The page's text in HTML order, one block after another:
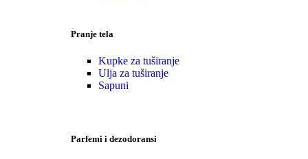
Pranje tela
Kupke za tuširanje
Ulja za tuširanje
Sapuni
Parfemi i dezodoransi